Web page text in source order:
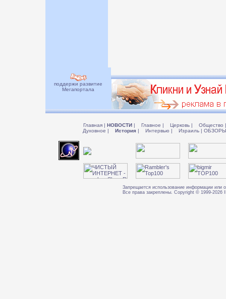
поддержи развитие
Мегапортала
Главная | НОВОСТИ | Главное | Церковь | Общество |
Духовное | История | Интервью | Израиль |
Запрещается использование информации или
Все права закреплены. Copyright © 1999-